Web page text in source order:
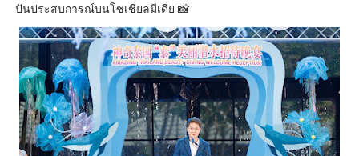
ปันประสบการณ์บนโซเชียลมีเดีย 📸